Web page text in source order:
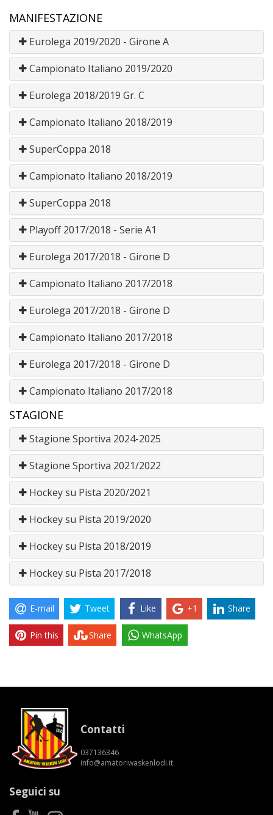
MANIFESTAZIONE
Eurolega 2019/2020 - Girone A
Campionato Italiano 2019/2020
Eurolega 2018/2019 Gr. C
Campionato Italiano 2018/2019
SuperCoppa 2018
Campionato Italiano 2018/2019
SuperCoppa 2018
Playoff 2017/2018 - Serie A1
Eurolega 2017/2018 - Girone D
Campionato Italiano 2017/2018
Eurolega 2017/2018 - Girone D
Campionato Italiano 2017/2018
Eurolega 2017/2018 - Girone D
Campionato Italiano 2017/2018
STAGIONE
Stagione Sportiva 2024-2025
Stagione Sportiva 2021/2022
Hockey su Pista 2020/2021
Hockey su Pista 2019/2020
Hockey su Pista 2018/2019
Hockey su Pista 2017/2018
E-mail Tweet Like +1 Share
Pin this Share WhatsApp
Contatti
037136346
info@amatoriwaskenlodi.it
Seguici su